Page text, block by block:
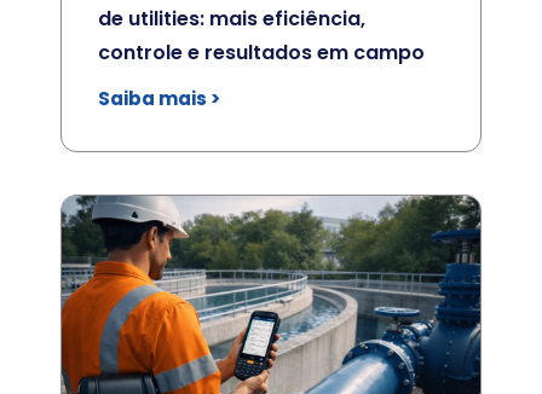
de utilities: mais eficiência,
controle e resultados em campo
Saiba mais >